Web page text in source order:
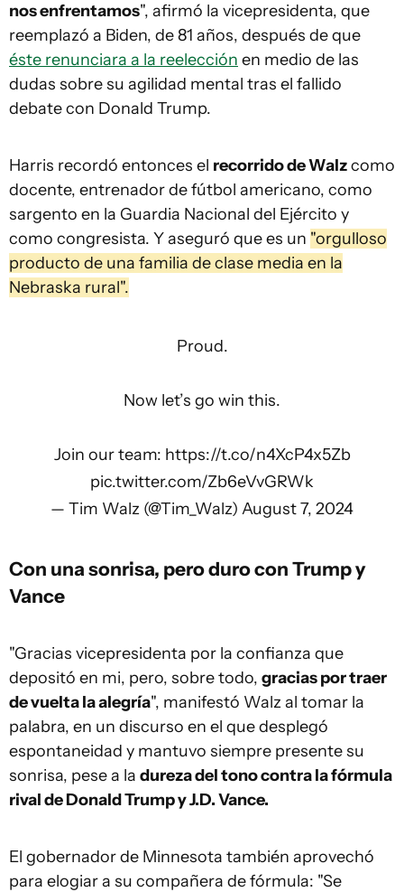
nos enfrentamos", afirmó la vicepresidenta, que
reemplazó a Biden, de 81 años, después de que
éste renunciara a la reelección en medio de las
dudas sobre su agilidad mental tras el fallido
debate con Donald Trump.
Harris recordó entonces el recorrido de Walzcomo
docente, entrenador de fútbol americano, como
sargento en la Guardia Nacional del Ejército y
como congresista. Y aseguró que es un "orgulloso
producto de una familia de clase media en la
Nebraska rural".
Proud.
Now let’s go win this.
Join our team: https://t.co/n4XcP4x5Zb
pic.twitter.com/Zb6eVvGRWk
— Tim Walz (@Tim_Walz) August 7, 2024
Con una sonrisa, pero duro con Trump y
Vance
"Gracias vicepresidenta por la confianza que
depositó en mi, pero, sobre todo, gracias por traer
de vuelta la alegría", manifestó Walz al tomar la
palabra, en un discurso en el que desplegó
espontaneidad y mantuvo siempre presente su
sonrisa, pese a la dureza del tono contra la fórmula
rival de Donald Trump y J.D. Vance.
El gobernador de Minnesota también aprovechó
para elogiar a su compañera de fórmula: "Se